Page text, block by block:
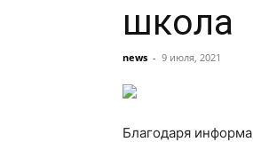
школа
news - 9 июля, 2021
Благодаря